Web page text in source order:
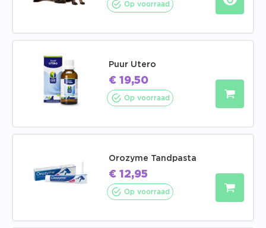
Op voorraad
Puur Utero
€ 19,50
Op voorraad
Orozyme Tandpasta
€ 12,95
Op voorraad